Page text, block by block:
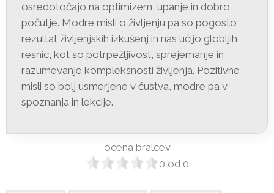
osredotočajo na optimizem, upanje in dobro
počutje. Modre misli o življenju pa so pogosto
rezultat življenjskih izkušenj in nas učijo globljih
resnic, kot so potrpežljivost, sprejemanje in
razumevanje kompleksnosti življenja. Pozitivne
misli so bolj usmerjene v čustva, modre pa v
spoznanja in lekcije.
ocena bralcev
0 od 0